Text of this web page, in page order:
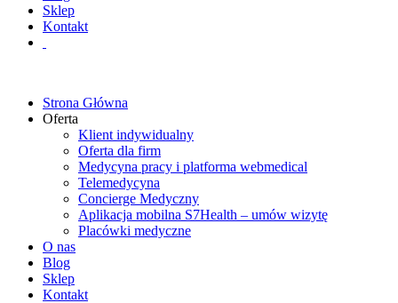
Sklep
Kontakt
Strona Główna
Oferta
Klient indywidualny
Oferta dla firm
Medycyna pracy i platforma webmedical
Telemedycyna
Concierge Medyczny
Aplikacja mobilna S7Health – umów wizytę
Placówki medyczne
O nas
Blog
Sklep
Kontakt